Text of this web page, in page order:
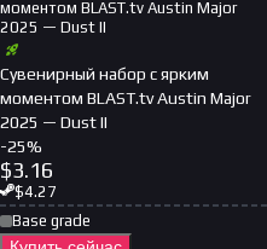
моментом BLAST.tv Austin Major
2025 — Dust II
Сувенирный набор с ярким
моментом BLAST.tv Austin Major
2025 — Dust II
-25%
$3.16
$4.27
Base grade